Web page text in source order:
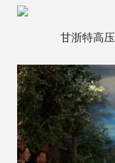
甘浙特高